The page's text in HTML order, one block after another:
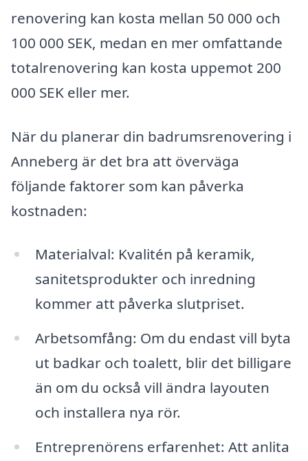
renovering kan kosta mellan 50 000 och
100 000 SEK, medan en mer omfattande
totalrenovering kan kosta uppemot 200
000 SEK eller mer.
När du planerar din badrumsrenovering i
Anneberg är det bra att överväga
följande faktorer som kan påverka
kostnaden:
Materialval: Kvalitén på keramik,
sanitetsprodukter och inredning
kommer att påverka slutpriset.
Arbetsomfång: Om du endast vill byta
ut badkar och toalett, blir det billigare
än om du också vill ändra layouten
och installera nya rör.
Entreprenörens erfarenhet: Att anlita